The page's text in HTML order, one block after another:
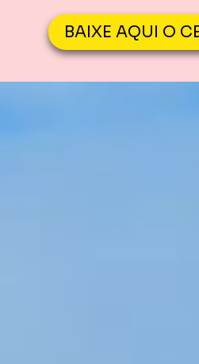
BAIXE AQUI O